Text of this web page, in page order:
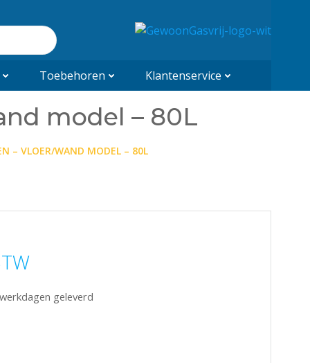
Toebehoren Klantenservice
model – 80L
– VLOER/WAND MODEL – 80L
geleverd